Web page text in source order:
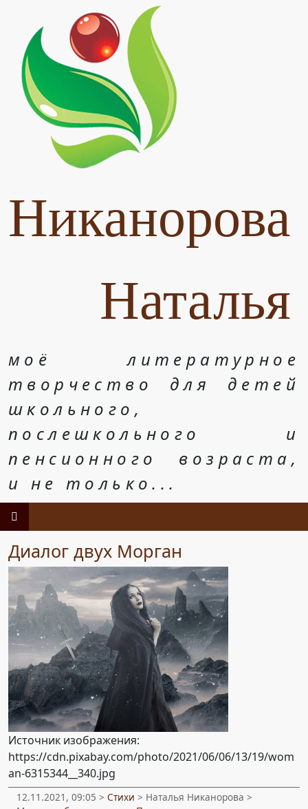
Никанорова
Наталья
моё литературное
творчество для детей
школьного,
послешкольного и
пенсионного возраста,
и не только...
Диалог двух Морган
Источник изображения:
https://cdn.pixabay.com/photo/2021/06/06/13/19/wom
an-6315344__340.jpg
12.11.2021, 09:05 > Стихи > Наталья Никанорова >